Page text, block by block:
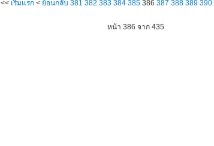
<< เริ่มแรก< ย้อนกลับ 381 382 383 384 385 386 387 388 389 390
หน้า 386 จาก 435